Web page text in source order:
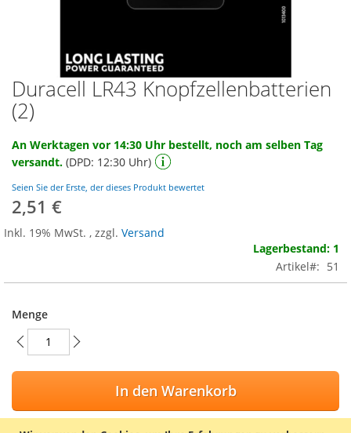
Zum
Anfang
der
springen
Duracell LR43 Knopfzellenbatterien
(2)
An Werktagen vor 14:30 Uhr bestellt, noch am selben Tag
versandt. (DPD: 12:30 Uhr)
Seien Sie der Erste, der dieses Produkt bewertet
2,51 €
Inkl. 19% MwSt. , zzgl. Versand
Lagerbestand: 1
Artikel
51
Menge
In den Warenkorb